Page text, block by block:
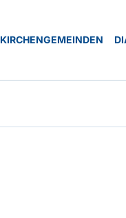
KIRCHENGEMEINDEN